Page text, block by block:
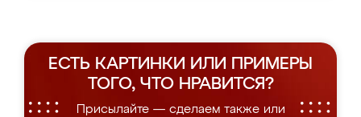
ЕСТЬ КАРТИНКИ ИЛИ ПРИМЕРЫ
ТОГО, ЧТО НРАВИТСЯ?
Присылайте — сделаем также или